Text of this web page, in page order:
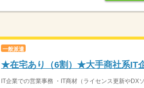
一般派遣
★在宅あり（6割）★大手商社系IT
IT企業での営業事務 ・IT商材（ライセンス更新や